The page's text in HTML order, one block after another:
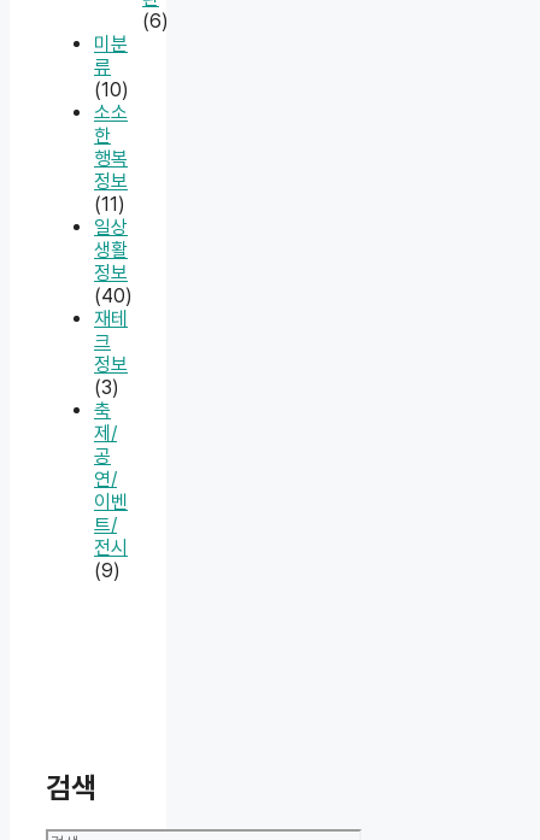
(6)
미분
류
(10)
소소
한
행복
정보
(11)
일상
생활
정보
(40)
재테
크
정보
(3)
축
제/
공
연/
이벤
트/
전시
(9)
검색